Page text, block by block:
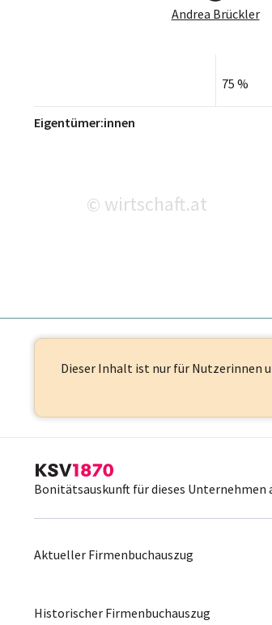
Andrea Brückler
75 %
Eigentümer:innen
© wirtschaft.at
Dieser Inhalt ist nur für Nutzerinnen
Bonitätsauskunft für dieses Unternehmen
Aktueller Firmenbuchauszug
Historischer Firmenbuchauszug